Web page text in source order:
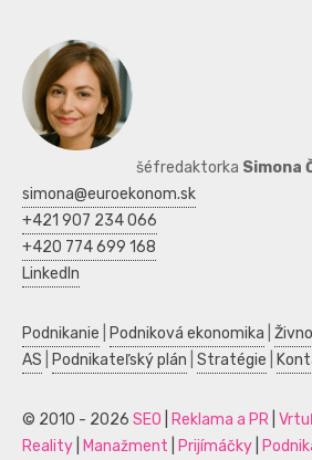
šéfredaktorka Simona
simona@euroekonom.sk
+421 907 234 066
+420 774 699 168
LinkedIn
Podnikanie Podniková ekonomika
AS
Podnikateľský plán Stratégie
© 2010 - 2026 SEO Reklama a PR
Reality
Manažment Prijímáčky